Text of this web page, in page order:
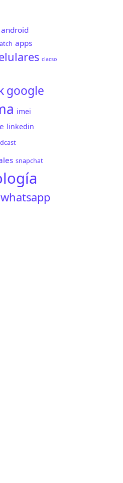
sobre chicos,
al celular en
problemas?
android
apps
clacso
google
imei
linkedin
snapchat
whatsapp